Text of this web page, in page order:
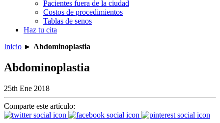
Pacientes fuera de la ciudad
Costos de procedimientos
Tablas de senos
Haz tu cita
Inicio ► Abdominoplastia
Abdominoplastia
25th Ene 2018
Comparte este artículo: